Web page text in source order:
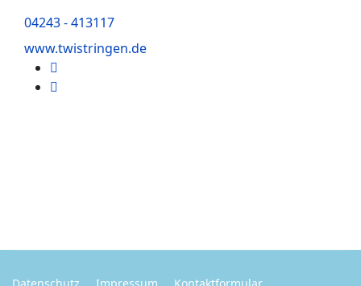
04243 - 413117
www.twistringen.de